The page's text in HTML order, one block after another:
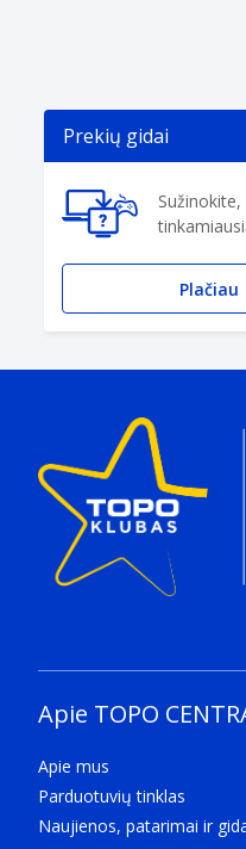
Prekių gidai
Plačiau
Apie TOPO
Apie mus
Parduotuvių tinklas
Naujienos, patarimai ir